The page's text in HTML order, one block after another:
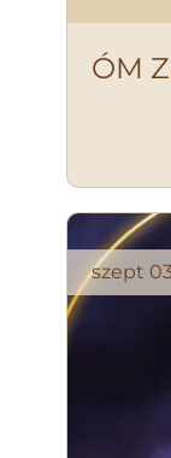
ÓM
szept